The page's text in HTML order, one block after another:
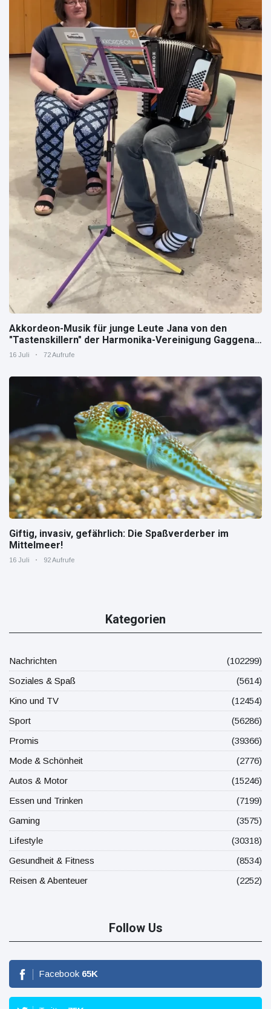
Akkordeon-Musik für junge Leute Jana von den
"Tastenskillern" der Harmonika-Vereinigung Gaggenau
zeigt, wie "jung" das Instrument sein kann.
16 Juli 72 Aufrufe
Giftig, invasiv, gefährlich: Die Spaßverderber im
Mittelmeer!
16 Juli 92 Aufrufe
Kategorien
Nachrichten
(102299)
Soziales & Spaß
(5614)
Kino und TV
(12454)
Sport
(56286)
Promis
(39366)
Mode & Schönheit
(2776)
Autos & Motor
(15246)
Essen und Trinken
(7199)
Gaming
(3575)
Lifestyle
(30318)
Gesundheit & Fitness
(8534)
Reisen & Abenteuer
(2252)
Follow Us
Facebook 65K